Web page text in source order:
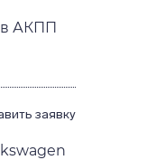
в АКПП
заявку